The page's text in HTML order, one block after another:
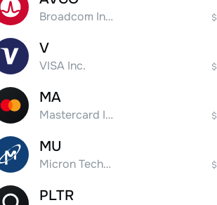
Broadcom Inc. Common Stock
V
VISA Inc.
MA
Mastercard Incorporated
MU
Micron Technology, Inc.
PLTR